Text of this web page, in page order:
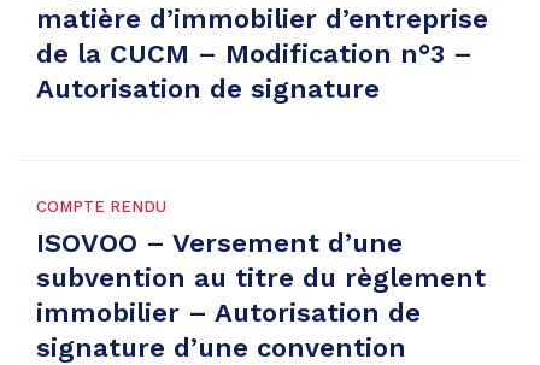
matière d’immobilier d’entreprise
de la CUCM – Modification n°3 –
Autorisation de signature
COMPTE RENDU
ISOVOO – Versement d’une
subvention au titre du règlement
immobilier – Autorisation de
signature d’une convention